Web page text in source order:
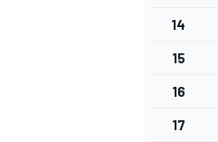
14
15
16
17